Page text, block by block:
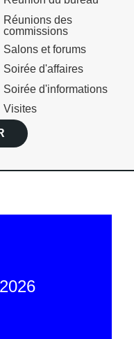
Réunions des
commissions
Salons et forums
Soirée d'affaires
Soirée d'informations
Visites